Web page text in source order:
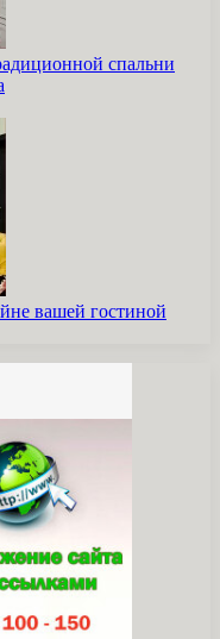
спальни
вашей гостиной